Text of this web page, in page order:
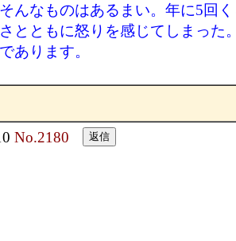
んなものはあるまい。年に5回
とともに怒りを感じてしまった
あります。
No.2180